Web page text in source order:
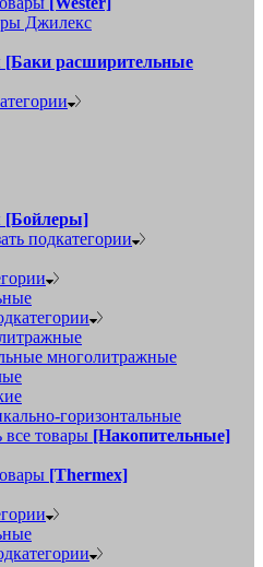
Джилекс
[Баки расширительные
[Бойлеры]
подкатегории
многолитражные
горизонтальные
все товары [Накопительные]
[Thermex]